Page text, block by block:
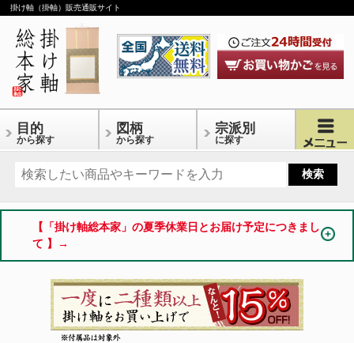
掛け軸（掛軸）販売通販サイト
目的
から探す
図柄
から探す
宗派別
に探す
【「掛け軸総本家」の夏季休業日とお届け予定につきまし
て 】→